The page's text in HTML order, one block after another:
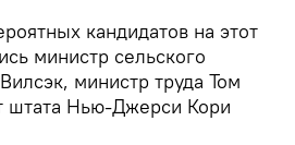
кандидатов на этот
министр сельского
министр труда Том
штата Нью-Джерси Кори